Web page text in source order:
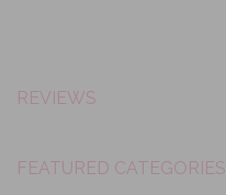
REVIEWS
FEATURED CATEGORIES